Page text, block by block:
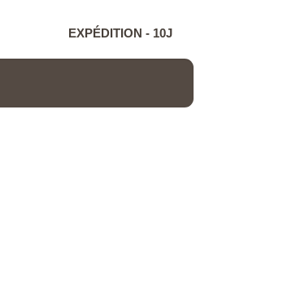
EXPÉDITION - 10J